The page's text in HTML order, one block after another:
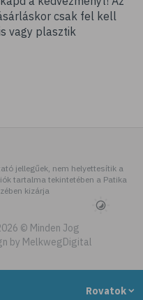
Rovatok
csak fel kell
vagy plasztik
jellegűek, nem helyettesítik a
tartalma tekintetében a Patika
kizárja
© Minden Jog
by MelkwegDigital